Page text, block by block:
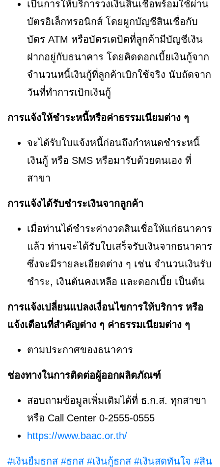
เป็นการให้บริการวงเงินสินเชื่อพร้อมใช้ผ่าน
บัตรอิเล็กทรอนิกส์ โดยผูกบัญชีสินเชื่อกับ
บัตร ATM หรือบัตรเดบิตที่ลูกค้ามีบัญชีเงิน
ฝากอยู่กับธนาคาร โดยคิดดอกเบี้ยเงินกู้จาก
จำนวนหนี้เงินกู้ที่ลูกค้าเบิกใช้จริง นับถัดจาก
วันที่ทำการเบิกเงินกู้
การแจ้งให้ชำระหนี้หรือค่าธรรมเนียมต่าง ๆ
จะได้รับใบแจ้งหนี้ก่อนถึงกำหนดชำระหนี้
เงินกู้ หรือ SMS หรือมารับด้วยตนเอง ที่
สาขา
การแจ้งได้รับชำระเงินจากลูกค้า
เมื่อท่านได้ชำระค่างวดสินเชื่อให้แก่ธนาคาร
แล้ว ท่านจะได้รับใบเสร็จรับเงินจากธนาคาร
ซึ่งจะมีรายละเอียดต่าง ๆ เช่น จำนวนเงินรับ
ชำระ, เงินต้นคงเหลือ และดอกเบี้ย เป็นต้น
การแจ้งเปลี่ยนแปลงเงื่อนไขการให้บริการ หรือ
แจ้งเตือนที่สำคัญต่าง ๆ ค่าธรรมเนียมต่าง ๆ
ตามประกาศของธนาคาร
ช่องทางในการติดต่อผู้ออกผลิตภัณฑ์
สอบถามข้อมูลเพิ่มเติมได้ที่ ธ.ก.ส. ทุกสาขา
หรือ Call Center 0-2555-0555
https://www.baac.or.th/
#เงินยืมธกส #ธกส #เงินกู้ธกส #เงินสดทันใจ #สิน